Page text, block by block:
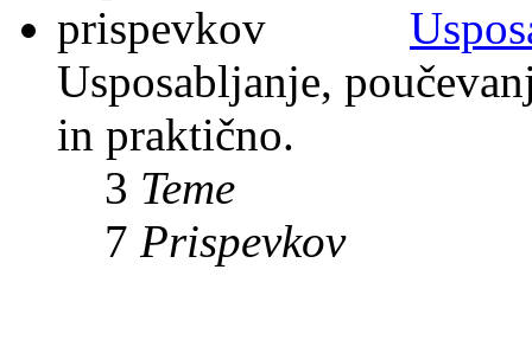
Usposabljanje,
in praktično.
3 Teme
7 Prispevkov